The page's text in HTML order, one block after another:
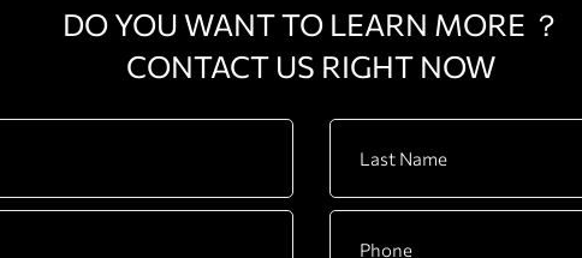
DO YOU WANT TO LEARN MORE ？
CONTACT US RIGHT NOW